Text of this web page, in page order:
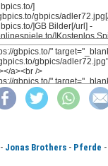
- Jonas Brothers - Pferde -